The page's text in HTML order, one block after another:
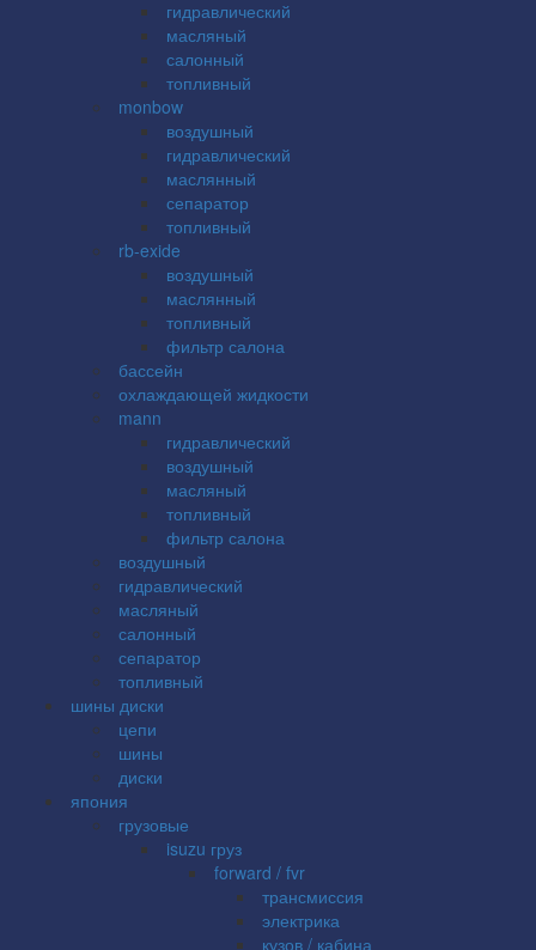
гидравлический
масляный
салонный
топливный
monbow
воздушный
гидравлический
маслянный
сепаратор
топливный
rb-exide
воздушный
маслянный
топливный
фильтр салона
бассейн
охлаждающей жидкости
mann
гидравлический
воздушный
масляный
топливный
фильтр салона
воздушный
гидравлический
масляный
салонный
сепаратор
топливный
шины диски
цепи
шины
диски
япония
грузовые
isuzu груз
forward / fvr
трансмиссия
электрика
кузов / кабина